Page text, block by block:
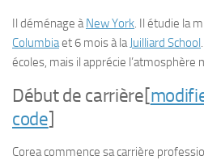
Il déménage àNew York. Il étudie la
Columbiaet 6 mois à laJuilliard School
écoles, mais il apprécie l’atmosphère
Début de carrière[
code]
Corea commence sa carrière